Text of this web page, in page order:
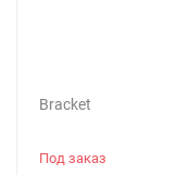
Bracket
Под заказ